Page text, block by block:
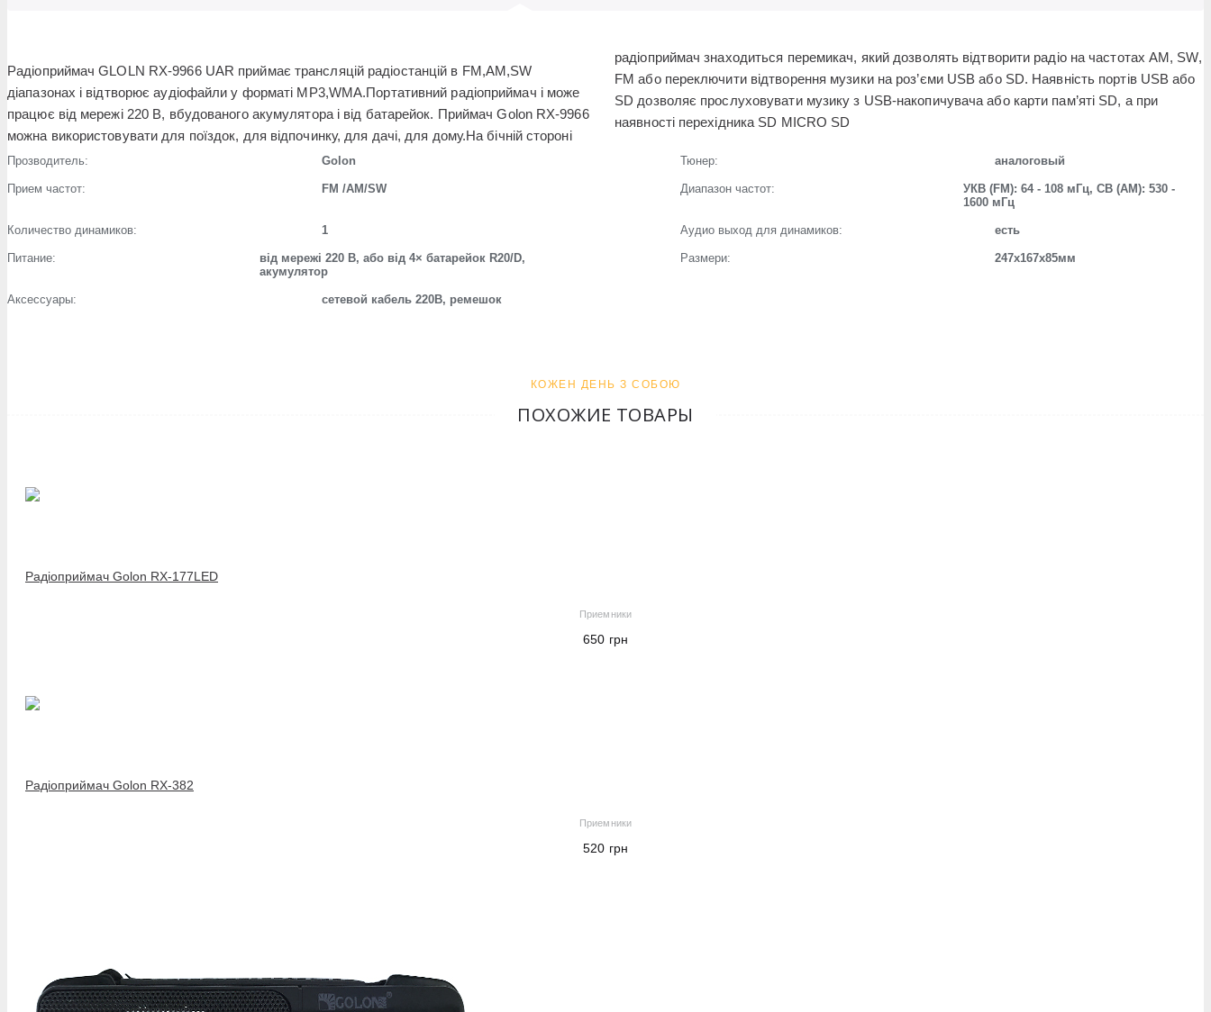
Радіоприймач GLOLN RX-9966 UAR приймає трансляцій радіостанцій в FM,AM,SW
діапазонах і відтворює аудіофайли у форматі MP3,WMA.Портативний радіоприймач і може
працює від мережі 220 В, вбудованого акумулятора і від батарейок. Приймач Golon RX-9966
можна використовувати для поїздок, для відпочинку, для дачі, для дому.На бічній стороні
радіоприймач знаходиться перемикач, який дозволять відтворити радіо на частотах AM, SW,
FM або переключити відтворення музики на роз’єми USB або SD. Наявність портів USB або
SD дозволяє прослуховувати музику з USB-накопичувача або карти пам’яті SD, а при
наявності перехідника SD MICRO SD
Прозводитель: Golon Тюнер: аналоговый
Прием частот: FM /AM/SW Диапазон частот:
УКВ (FM): 64 - 108 мГц, СВ (AM): 530 -
1600 мГц
Количество динамиков: 1 Аудио выход для динамиков: есть
Питание:
від мережі 220 В, або від 4× батарейок R20/D,
акумулятор
Размери: 247х167х85мм
Аксессуары: сетевой кабель 220В, ремешок
КОЖЕН ДЕНЬ З СОБОЮ
ПОХОЖИЕ ТОВАРЫ
Радіоприймач Golon RX-177LED
Приемники
650 грн
Радіоприймач Golon RX-382
Приемники
520 грн